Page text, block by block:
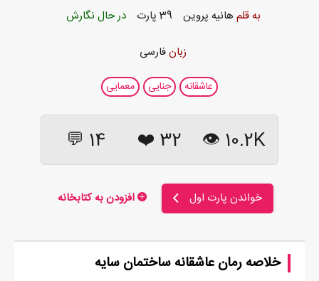
به قلم هانیه پروین 39 پارت در حال نگارش
زبانفارسی
عاشقانه جنایی معمایی
10.2K 👁
32
❤️
14 💬
خواندن پارت اول افزودن به کتابخانه
خلاصه رمان عاشقانه ساختمان سایه